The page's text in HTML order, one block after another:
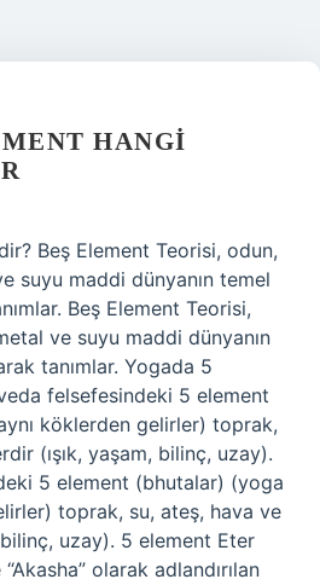
HANGI
Beş Element Teorisi, odun,
suyu maddi dünyanın temel
Beş Element Teorisi,
ve suyu maddi dünyanın
tanımlar. Yogada 5
felsefesindeki 5 element
köklerden gelirler) toprak,
(ışık, yaşam, bilinç, uzay).
5 element (bhutalar) (yoga
toprak, su, ateş, hava ve
uzay). 5 element Eter
olarak adlandırılan